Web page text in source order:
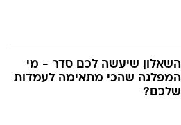
השאלון שיעשה לכם סדר - מי
המפלגה שהכי מתאימה לעמדות
שלכם?